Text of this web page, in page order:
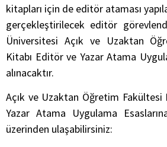
kitapları için de editör ataması
gerçekleştirilecek editör
Üniversitesi Açık ve Uzaktan
Kitabı Editör ve Yazar Atama
alınacaktır.
Açık ve Uzaktan Öğretim Fakültesi
Yazar Atama Uygulama
üzerinden ulaşabilirsiniz: